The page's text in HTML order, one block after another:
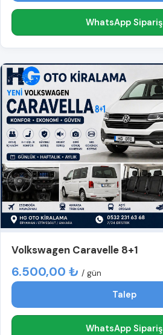
WhatsApp Sipariş
Volkswagen Caravelle 8+1
6.500,00 ₺ / gün
Talep
WhatsApp Sipariş